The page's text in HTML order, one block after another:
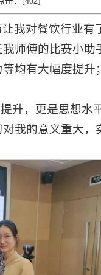
我对餐饮行业
师傅的比赛小助
均有大幅度提
升，更是思想
我的意义重大